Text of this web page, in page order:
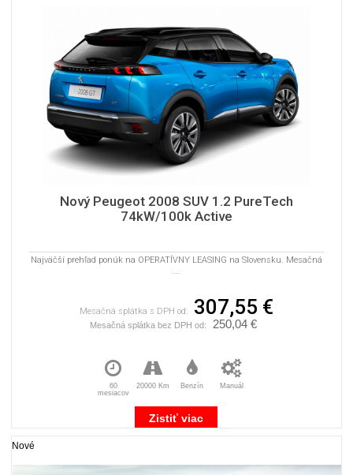
Nový Peugeot 2008 SUV 1.2 PureTech
74kW/100k Active
Najväčší prehľad ponúk na OPERATÍVNY LEASING na Slovensku. Mesačná
...
60
mesiacov
20000 Km Benzín Manuál
Zistiť viac
Mesačná splátka s DPH od: 307,55 €
Mesačná splátka bez DPH od: 250,04 €
Nové